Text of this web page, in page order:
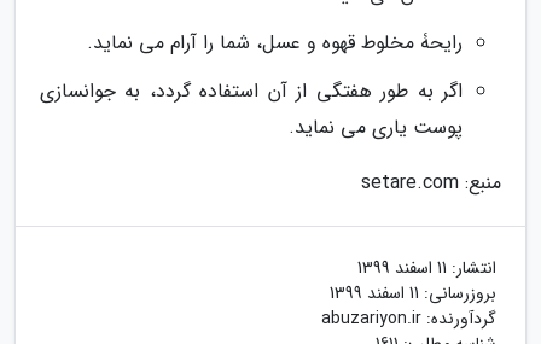
رایحۀ مخلوط قهوه و عسل، شما را آرام می نماید.
اگر به طور هفتگی از آن استفاده گردد، به جوانسازی
پوست یاری می نماید.
منبع: setare.com
انتشار: 11 اسفند 1399
بروزرسانی: 11 اسفند 1399
گردآورنده: abuzariyon.ir